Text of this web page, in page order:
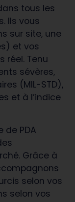
tous les
Ils vous
sur site, une
et vos
réel. Tenu
sévères,
(MIL-STD),
et à l’indice
de PDA
Grâce à
selon vos
selon vos